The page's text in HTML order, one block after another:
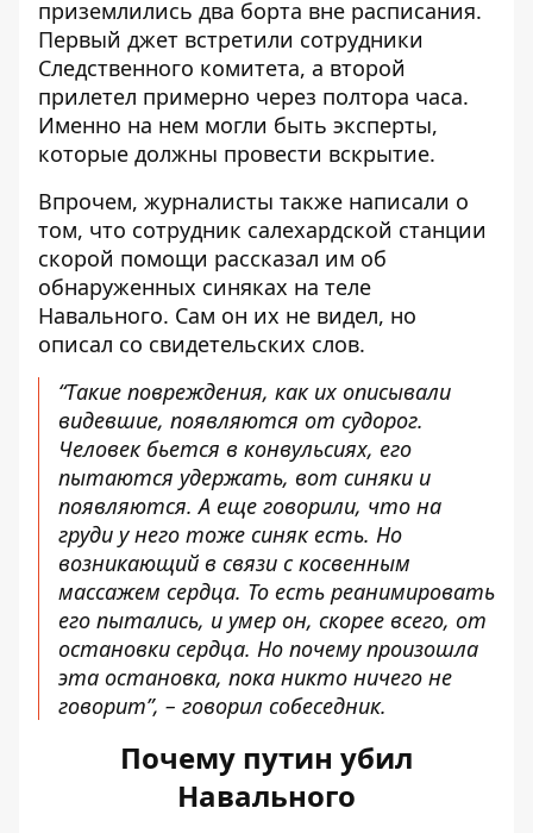
приземлились два борта вне расписания.
Первый джет встретили сотрудники
Следственного комитета, а второй
прилетел примерно через полтора часа.
Именно на нем могли быть эксперты,
которые должны провести вскрытие.
Впрочем, журналисты также написали о
том, что сотрудник салехардской станции
скорой помощи рассказал им об
обнаруженных синяках на теле
Навального. Сам он их не видел, но
описал со свидетельских слов.
“Такие повреждения, как их описывали
видевшие, появляются от судорог.
Человек бьется в конвульсиях, его
пытаются удержать, вот синяки и
появляются. А еще говорили, что на
груди у него тоже синяк есть. Но
возникающий в связи с косвенным
массажем сердца. То есть реанимировать
его пытались, и умер он, скорее всего, от
остановки сердца. Но почему произошла
эта остановка, пока никто ничего не
говорит”, – говорил собеседник.
Почему путин убил
Навального